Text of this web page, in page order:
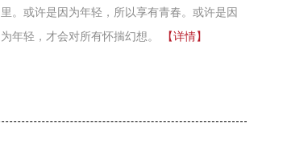
0/154
寻梦老人
虎爷huye
里。或许是因为年轻，所以享有青春。或许是因
为年轻，才会对所有怀揣幻想。
【详情】